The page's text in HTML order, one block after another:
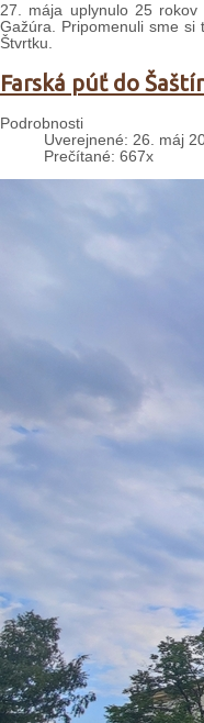
27. mája uplynulo 25 rokov
Gažúra. Pripomenuli sme si
Štvrtku.
Farská púť do
Podrobnosti
Uverejnené: 26. máj
Prečítané: 667x